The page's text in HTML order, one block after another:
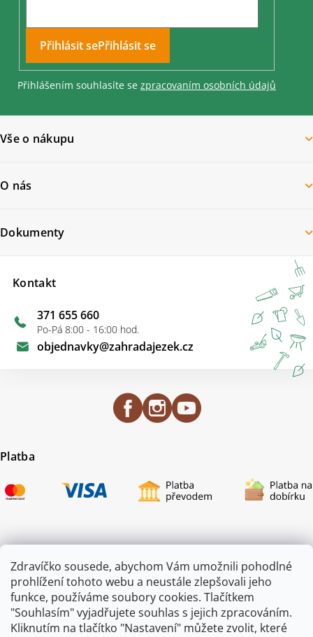
Zdravíčko sousede, abychom Vám umožnili pohodlné
prohlížení tohoto webu a neustále zlepšovali jeho
funkce, používáme soubory cookies. Tlačítkem
"Souhlasím" vyjadřujete souhlas s jejich zpracováním.
Kliknutím na tlačítko "Nastavení" můžete zvolit, které
Přihlásit se
Přihlášením souhlasíte se zpracovaním osobních údajů
Vše o nákupu
O nás
Kontakt
objednavky@zahradajezek.cz
371 655 660
Po-Pá 8:00 - 16:00 hod.
Dokumenty
Platba